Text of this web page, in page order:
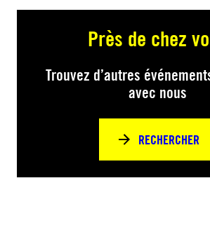
Près de chez
Trouvez d’autres
avec nous
RECHERCHER